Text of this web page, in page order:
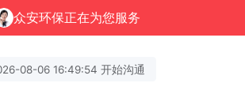
众安环保正在为您服务
08-06 16:49:54 开始沟通